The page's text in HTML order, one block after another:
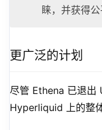
睐，并获得
更广泛的计划
尽管 Ethena 已退出
Hyperliquid 上的整